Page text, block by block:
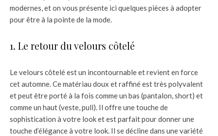
modernes, et on vous présente ici quelques pièces à adopter
pour être à la pointe de la mode.
1. Le retour du velours côtelé
Le velours côtelé est un incontournable et revient en force
cet automne. Ce matériau doux et raffiné est très polyvalent
et peut être porté à la fois comme un bas (pantalon, short) et
comme un haut (veste, pull). Il offre une touche de
sophistication à votre look et est parfait pour donner une
touche d’élégance à votre look. Il se décline dans une variété